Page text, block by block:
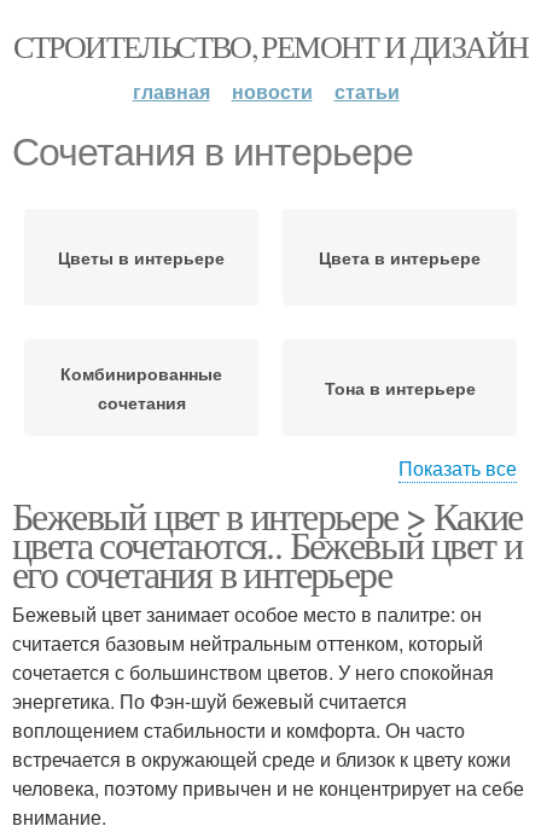
СТРОИТЕЛЬСТВО, РЕМОНТ И ДИЗАЙН
главная новости статьи
Сочетания в интерьере
Цветы в интерьере Цвета в интерьере
Комбинированные
сочетания
Тона в интерьере
Классическое
сочетание
Изящное сочетание
Сочетание с голубым
цветом
Элегантный интерьер
Интерьер в светло-
серых тонах
Бежево-коричневый
интерьер
Показать все
Бежевый цвет в интерьере > Какие
цвета сочетаются.. Бежевый цвет и
его сочетания в интерьере
Бежевый цвет занимает особое место в палитре: он
считается базовым нейтральным оттенком, который
сочетается с большинством цветов. У него спокойная
энергетика. По Фэн-шуй бежевый считается
воплощением стабильности и комфорта. Он часто
встречается в окружающей среде и близок к цвету кожи
человека, поэтому привычен и не концентрирует на себе
внимание.